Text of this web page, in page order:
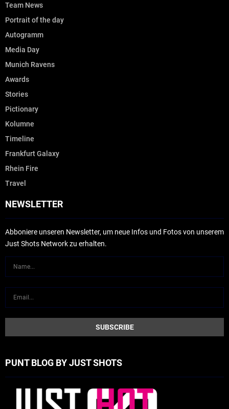
Team News
Portrait of the day
Autogramm
Media Day
Munich Ravens
Awards
Stories
Pictionary
Kolumne
Timeline
Frankfurt Galaxy
Rhein Fire
Travel
NEWSLETTER
Abboniere unseren Newsletter, um neue Infos und Fotos von unserem
Just Shots Network zu erhalten.
PUNT BLOG BY JUST SHOTS